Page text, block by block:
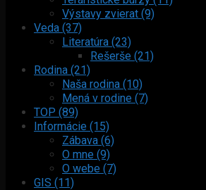
Výstavy zvierat (9)
Veda (37)
Literatúra (23)
Rešerše (21)
Rodina (21)
Naša rodina (10)
Mená v rodine (7)
TOP (89)
Informácie (15)
Zábava (6)
O mne (9)
O webe (7)
GIS (11)